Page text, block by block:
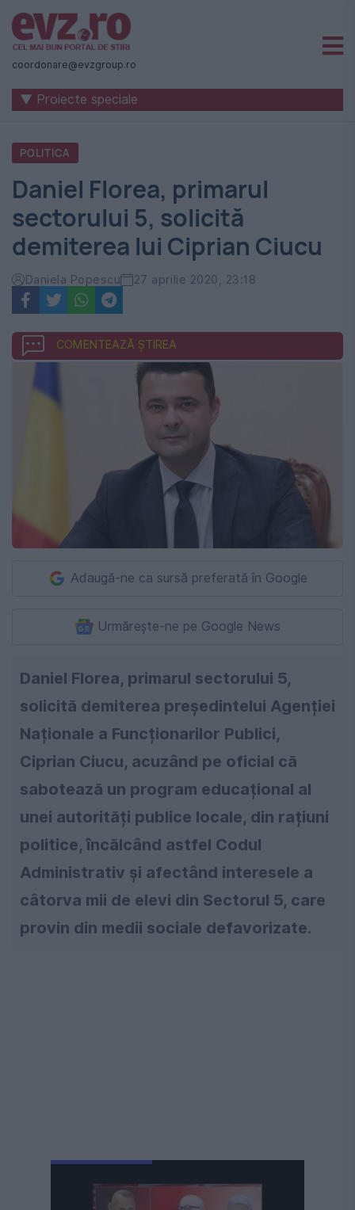
Știri
naționale
internaționale
România
-
Evenimentul
Zilei
coordonare@evzgroup.ro
▼ Proiecte speciale
POLITICA
Daniel Florea, primarul
sectorului 5, solicită
demiterea lui Ciprian Ciucu
Daniela Popescu 27 aprilie 2020, 23:18
COMENTEAZĂ ȘTIREA
Adaugă-ne ca sursă preferată în Google
Urmărește-ne pe Google News
Daniel Florea, primarul sectorului 5,
solicită demiterea președintelui Agenției
Naționale a Funcționarilor Publici,
Ciprian Ciucu, acuzând pe oficial că
sabotează un program educațional al
unei autorități publice locale, din rațiuni
politice, încălcând astfel Codul
Administrativ și afectând interesele a
câtorva mii de elevi din Sectorul 5, care
provin din medii sociale defavorizate.